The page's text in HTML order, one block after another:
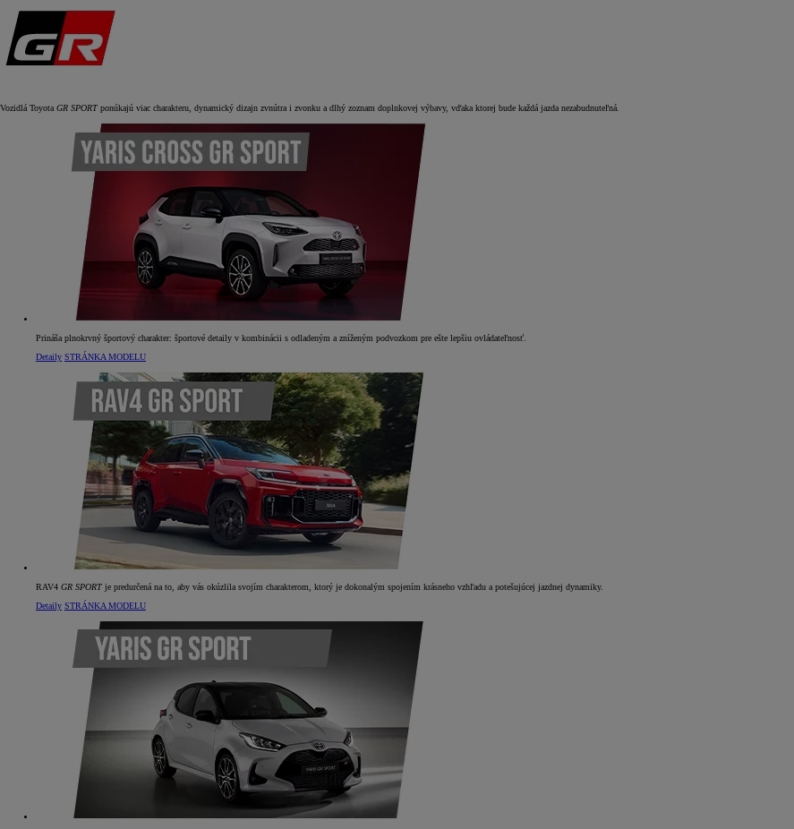
Vozidlá Toyota GR SPORT ponúkajú viac charakteru, dynamický dizajn zvnútra i zvonku a dlhý zoznam doplnkovej výbavy, vďaka ktorej bude každá jazda nezabudnuteľná.
Prináša plnokrvný športový charakter: športové detaily v kombinácii s odladeným a zníženým podvozkom pre ešte lepšiu ovládateľnosť.
Detaily STRÁNKA MODELU
RAV4 GR SPORT je predurčená na to, aby vás okúzlila svojím charakterom, ktorý je dokonalým spojením krásneho vzhľadu a potešujúcej jazdnej dynamiky.
Detaily STRÁNKA MODELU